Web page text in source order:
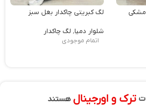
مشکی لگ کبریتی چاکدار بغل سبز
شلوار دمپا, لگ چاکدار
اتمام موجودی
ترک و اورجینال هستند